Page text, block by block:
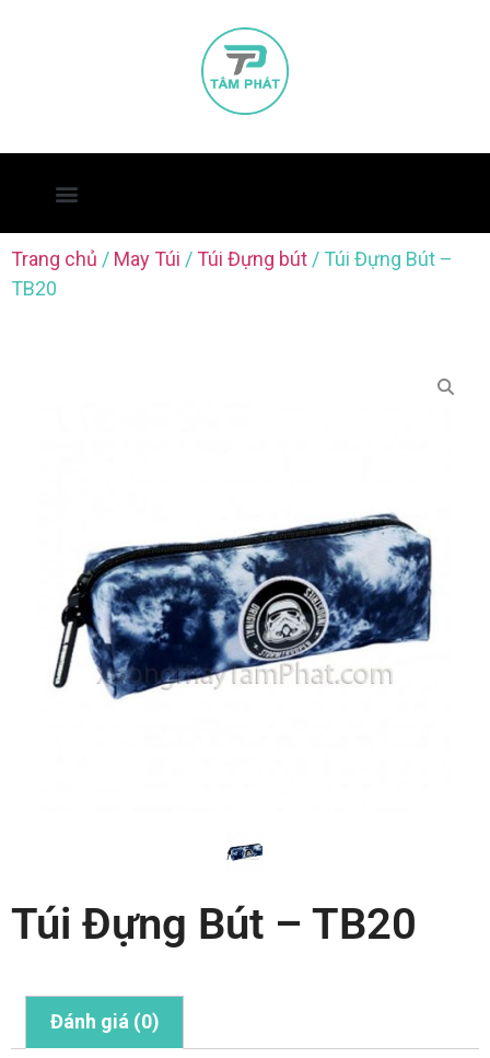
Trang chủ / May Túi / Túi Đựng bút / Túi Đựng Bút –
TB20
Túi Đựng Bút – TB20
Đánh giá (0)